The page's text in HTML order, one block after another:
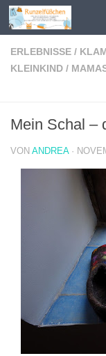
Zum Inhalt
ERLEBNISSE /
KLEINKIND /
Mein Schal –
VON ANDREA ·